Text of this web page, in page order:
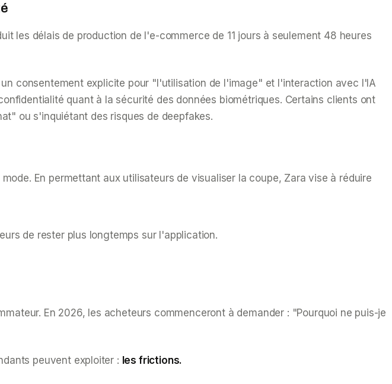
les délais de production de l'e-commerce de 11 jours à seulement 48 heures
consentement explicite pour "l'utilisation de l'image" et l'interaction avec l'IA
quant à la sécurité des données biométriques. Certains clients ont
ou s'inquiétant des risques de deepfakes.
En permettant aux utilisateurs de visualiser la coupe, Zara vise à réduire
de rester plus longtemps sur l'application.
En 2026, les acheteurs commenceront à demander : "Pourquoi ne puis-je
peuvent exploiter : les frictions.